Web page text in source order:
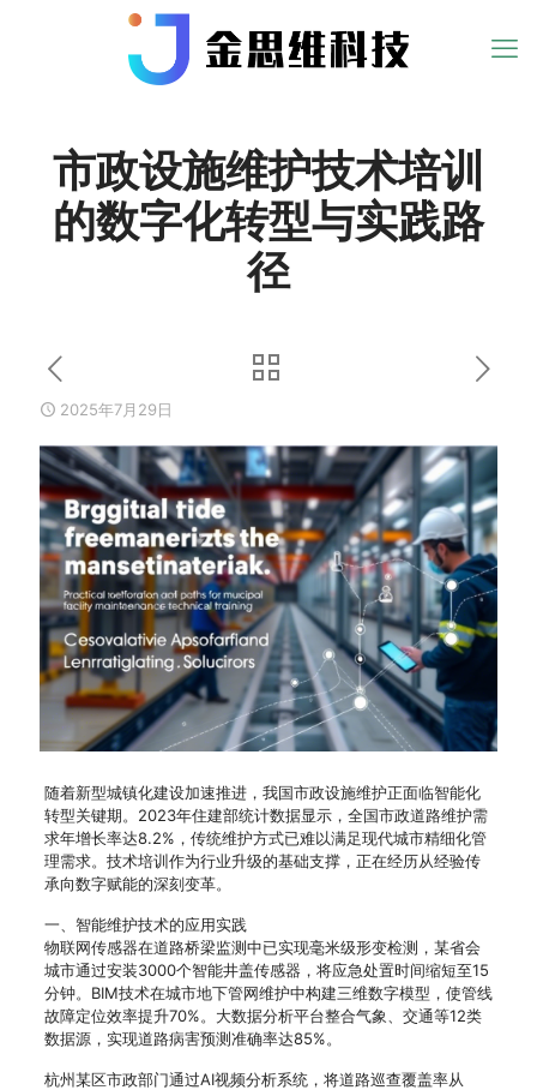
市政设施维护技术培训
的数字化转型与实践路
径
2025年7月29日
随着新型城镇化建设加速推进，我国市政设施维护正面临智能化
转型关键期。2023年住建部统计数据显示，全国市政道路维护需
求年增长率达8.2%，传统维护方式已难以满足现代城市精细化管
理需求。技术培训作为行业升级的基础支撑，正在经历从经验传
承向数字赋能的深刻变革。
一、智能维护技术的应用实践
物联网传感器在道路桥梁监测中已实现毫米级形变检测，某省会
城市通过安装3000个智能井盖传感器，将应急处置时间缩短至15
分钟。BIM技术在城市地下管网维护中构建三维数字模型，使管线
故障定位效率提升70%。大数据分析平台整合气象、交通等12类
数据源，实现道路病害预测准确率达85%。
杭州某区市政部门通过AI视频分析系统，将道路巡查覆盖率从